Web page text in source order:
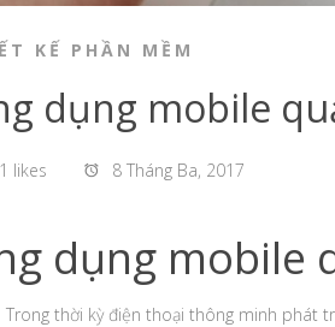
KẾ PHẦN MỀM
dụng mobile
likes 8 Tháng Ba, 2017
dụng mobile
Trong thời kỳ điện thoại thông minh phát